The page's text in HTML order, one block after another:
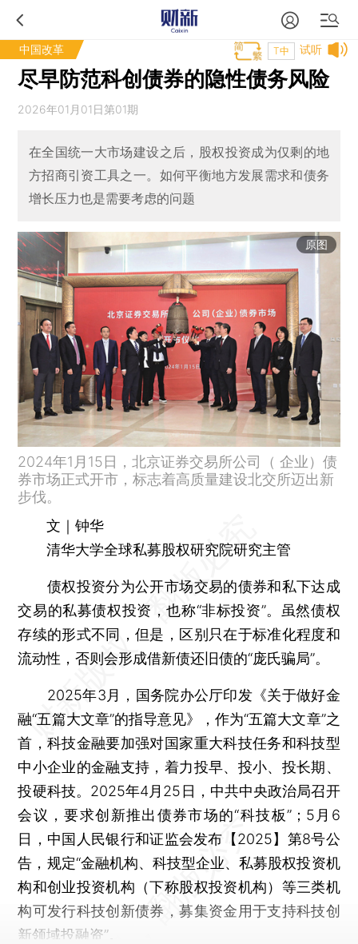
中国改革 试听
T中
尽早防范科创债券的隐性债务风险
2026年01月01日第01期
在全国统一大市场建设之后，股权投资成为仅剩的地
方招商引资工具之一。如何平衡地方发展需求和债务
增长压力也是需要考虑的问题
原图
2024年1月15日，北京证券交易所公司（ 企业）债
券市场正式开市，标志着高质量建设北交所迈出新
步伐。
文｜钟华
清华大学全球私募股权研究院研究主管
债权投资分为公开市场交易的债券和私下达成
交易的私募债权投资，也称“非标投资”。虽然债权
存续的形式不同，但是，区别只在于标准化程度和
流动性，否则会形成借新债还旧债的“庞氏骗局”。
2025年3月，国务院办公厅印发《关于做好金
融“五篇大文章”的指导意见》，作为“五篇大文章”之
首，科技金融要加强对国家重大科技任务和科技型
中小企业的金融支持，着力投早、投小、投长期、
投硬科技。2025年4月25日，中共中央政治局召开
会议，要求创新推出债券市场的“科技板”；5月6
日，中国人民银行和证监会发布【2025】第8号公
告，规定“金融机构、科技型企业、私募股权投资机
构和创业投资机构（下称股权投资机构）等三类机
构可发行科技创新债券，募集资金用于支持科技创
新领域投融资”。